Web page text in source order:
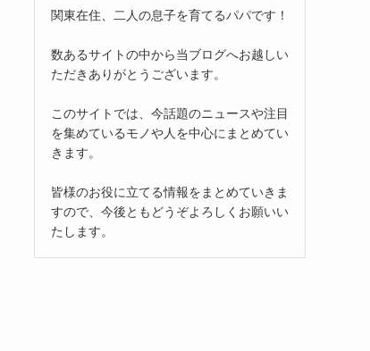
関東在住、二人の息子を育てるパパです！
数あるサイトの中から当ブログへお越しい
ただきありがとうございます。
このサイトでは、今話題のニュースや注目
を集めているモノや人を中心にまとめてい
きます。
皆様のお役に立てる情報をまとめていきま
すので、今後ともどうぞよろしくお願いい
たします。